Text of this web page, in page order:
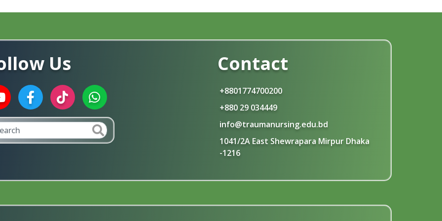
Us Contact
+8801774700200
+880 29 034449
info@traumanursing.edu.bd
1041/2A East Shewrapara Mirpur Dhaka
-1216